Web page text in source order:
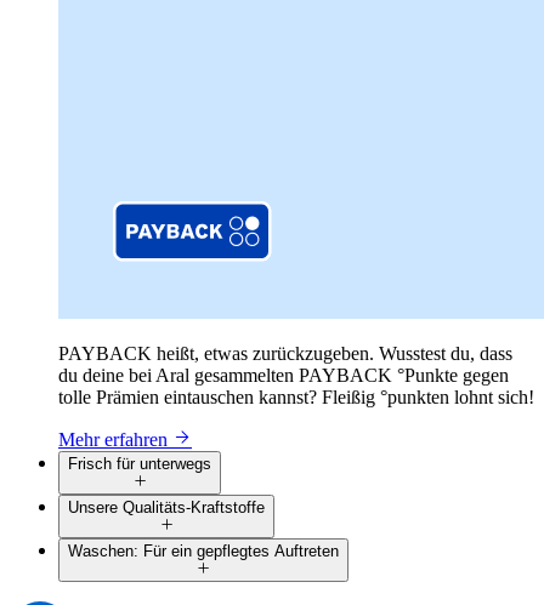
PAYBACK heißt, etwas zurückzugeben. Wusstest du, dass
du deine bei Aral gesammelten PAYBACK °Punkte gegen
tolle Prämien eintauschen kannst? Fleißig °punkten lohnt sich!
Mehr erfahren
Frisch für unterwegs
Unsere Qualitäts-Kraftstoffe
Waschen: Für ein gepflegtes Auftreten